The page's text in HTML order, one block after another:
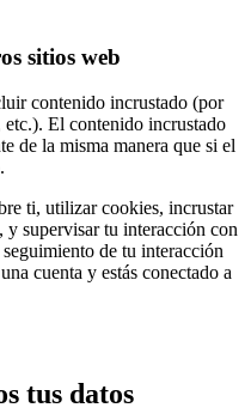
sitios web
contenido incrustado (por
El contenido incrustado
de la misma manera que si el
ti, utilizar cookies, incrustar
y supervisar tu interacción con
de tu interacción
cuenta y estás conectado a
tus datos